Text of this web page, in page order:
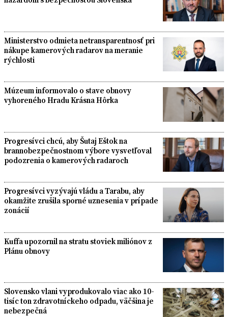
Ministerstvo odmieta netransparentnosť pri
nákupe kamerových radarov na meranie
rýchlosti
Múzeum informovalo o stave obnovy
vyhoreného Hradu Krásna Hôrka
Progresívci chcú, aby Šutaj Eštok na
brannobezpečnostnom výbore vysvetľoval
podozrenia o kamerových radaroch
Progresívci vyzývajú vládu a Tarabu, aby
okamžite zrušila sporné uznesenia v prípade
zonácií
Kuffa upozornil na stratu stoviek miliónov z
Plánu obnovy
Slovensko vlani vyprodukovalo viac ako 10-
tisíc ton zdravotníckeho odpadu, väčšina je
nebezpečná